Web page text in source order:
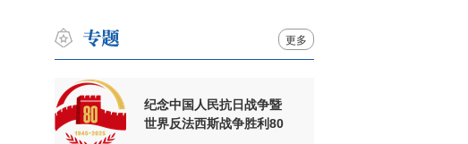
更多
纪念中国人民抗日战争暨
世界反法西斯战争胜利80